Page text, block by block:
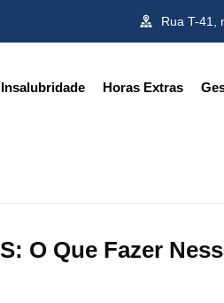
Rua T-41,
Insalubridade Horas Extras
O Que Fazer